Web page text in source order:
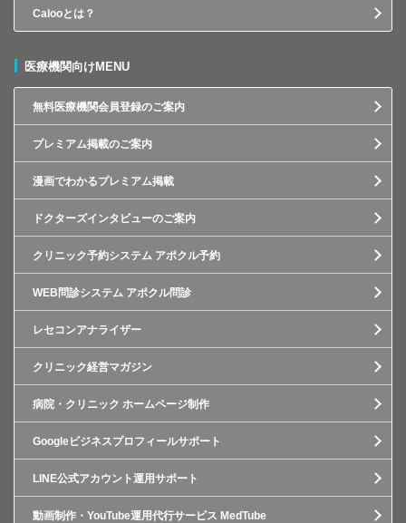
Calooとは？
医療機関向けMENU
無料医療機関会員登録のご案内
プレミアム掲載のご案内
漫画でわかるプレミアム掲載
ドクターズインタビューのご案内
クリニック予約システム アポクル予約
WEB問診システム アポクル問診
レセコンアナライザー
クリニック経営マガジン
病院・クリニック ホームページ制作
Googleビジネスプロフィールサポート
LINE公式アカウント運用サポート
動画制作・YouTube運用代行サービス MedTube